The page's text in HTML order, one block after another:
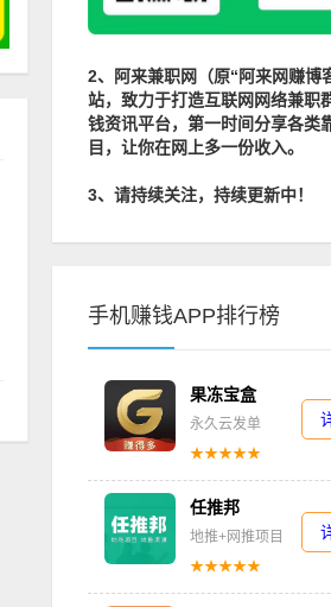
2、阿来兼职网（原“阿来网赚博
站，致力于打造互联网网络兼职
钱资讯平台，第一时间分享各类
目，让你在网上多一份收入。
3、请持续关注，持续更新中！
手机赚钱APP排行榜
果冻宝盒
永久云发单
★★★★★
任推邦
地推+网推项目
★★★★★